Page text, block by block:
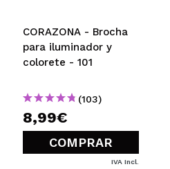
CORAZONA - Brocha
para iluminador y
colorete - 101
(103)
8,99€
COMPRAR
IVA Incl.